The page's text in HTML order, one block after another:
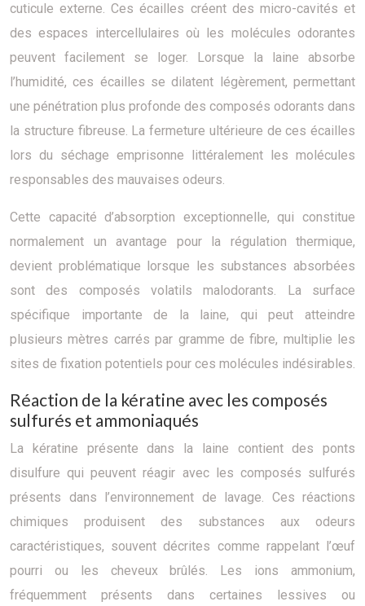
cuticule externe. Ces écailles créent des micro-cavités et
des espaces intercellulaires où les molécules odorantes
peuvent facilement se loger. Lorsque la laine absorbe
l’humidité, ces écailles se dilatent légèrement, permettant
une pénétration plus profonde des composés odorants dans
la structure fibreuse. La fermeture ultérieure de ces écailles
lors du séchage emprisonne littéralement les molécules
responsables des mauvaises odeurs.
Cette capacité d’absorption exceptionnelle, qui constitue
normalement un avantage pour la régulation thermique,
devient problématique lorsque les substances absorbées
sont des composés volatils malodorants. La surface
spécifique importante de la laine, qui peut atteindre
plusieurs mètres carrés par gramme de fibre, multiplie les
sites de fixation potentiels pour ces molécules indésirables.
Réaction de la kératine avec les composés
sulfurés et ammoniaqués
La kératine présente dans la laine contient des ponts
disulfure qui peuvent réagir avec les composés sulfurés
présents dans l’environnement de lavage. Ces réactions
chimiques produisent des substances aux odeurs
caractéristiques, souvent décrites comme rappelant l’œuf
pourri ou les cheveux brûlés. Les ions ammonium,
fréquemment présents dans certaines lessives ou